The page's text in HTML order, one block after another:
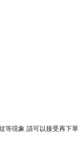
等現象 請可以接受再下單